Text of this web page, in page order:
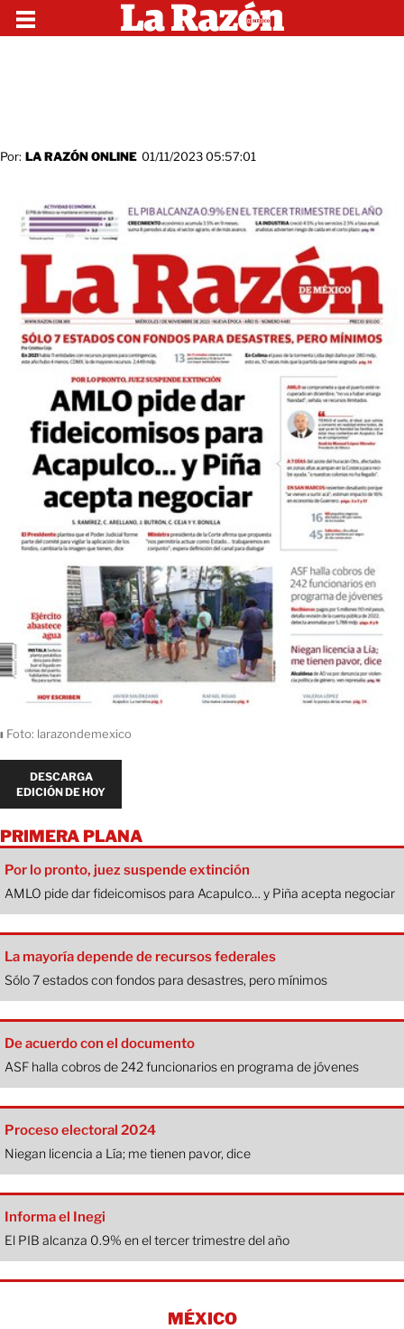
Por: LA RAZÓN ONLINE 01/11/2023 05:57:01
ı Foto: larazondemexico
DESCARGA
EDICIÓN DE HOY
PRIMERA PLANA
Por lo pronto, juez suspende extinción
AMLO pide dar fideicomisos para Acapulco… y Piña acepta negociar
La mayoría depende de recursos federales
Sólo 7 estados con fondos para desastres, pero mínimos
De acuerdo con el documento
ASF halla cobros de 242 funcionarios en programa de jóvenes
Proceso electoral 2024
Niegan licencia a Lía; me tienen pavor, dice
Informa el Inegi
El PIB alcanza 0.9% en el tercer trimestre del año
MÉXICO